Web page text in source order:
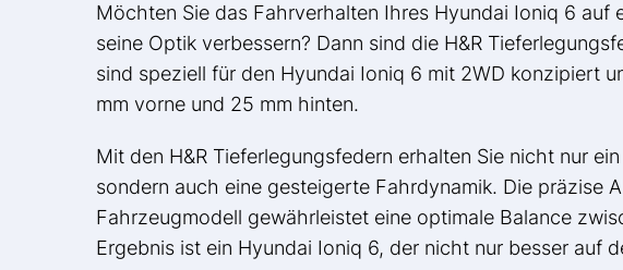
Möchten Sie das Fahrverhalten Ihres Hyundai Ioniq 6 auf
seine Optik verbessern? Dann sind die H&R
sind speziell für den Hyundai Ioniq 6 mit 2WD konzipiert
mm vorne und 25 mm hinten.
Mit den H&R Tieferlegungsfedern erhalten Sie nicht nur
sondern auch eine gesteigerte Fahrdynamik. Die präzise
Fahrzeugmodell gewährleistet eine optimale Balance
Ergebnis ist ein Hyundai Ioniq 6, der nicht nur besser auf